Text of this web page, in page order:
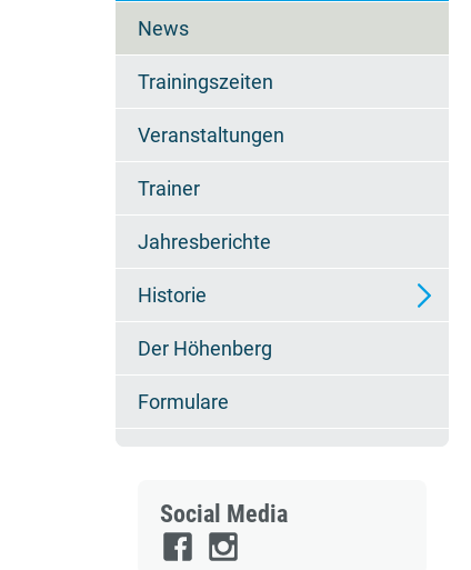
News
Trainingszeiten
Veranstaltungen
Trainer
Jahresberichte
Historie
Erfolge
Der Höhenberg
Formulare
Social Media